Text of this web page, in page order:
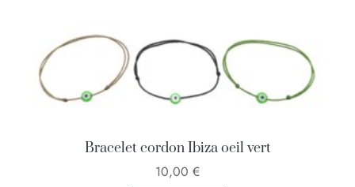
Bracelet cordon Ibiza oeil vert
10,00 €